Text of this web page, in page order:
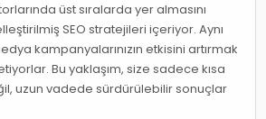
üst sıralarda yer almasını
SEO stratejileri içeriyor. Aynı
kampanyalarınızın etkisini artırmak
Bu yaklaşım, size sadece kısa
uzun vadede sürdürülebilir sonuçlar